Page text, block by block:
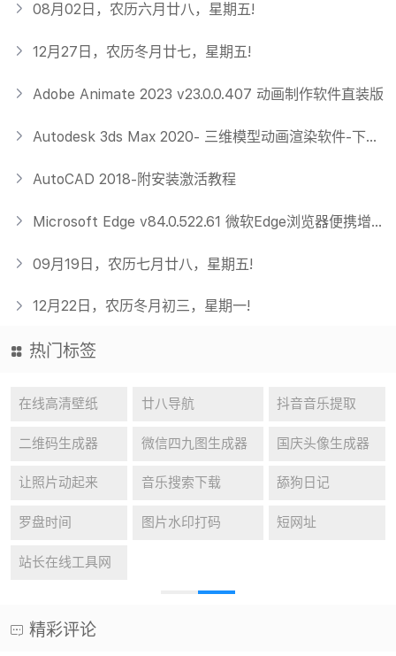
08月02日，农历六月廿八，星期五!
12月27日，农历冬月廿七，星期五!
Adobe Animate 2023 v23.0.0.407 动画制作软件直装版
Autodesk 3ds Max 2020- 三维模型动画渲染软件-下载安装激活
AutoCAD 2018-附安装激活教程
Microsoft Edge v84.0.522.61 微软Edge浏览器便携增强版本x64
09月19日，农历七月廿八，星期五!
12月22日，农历冬月初三，星期一!
热门标签
在线高清壁纸 廿八导航 抖音音乐提取
二维码生成器 微信四九图生成器 国庆头像生成器
让照片动起来 音乐搜索下载 舔狗日记
罗盘时间 图片水印打码 短网址
站长在线工具网
精彩评论